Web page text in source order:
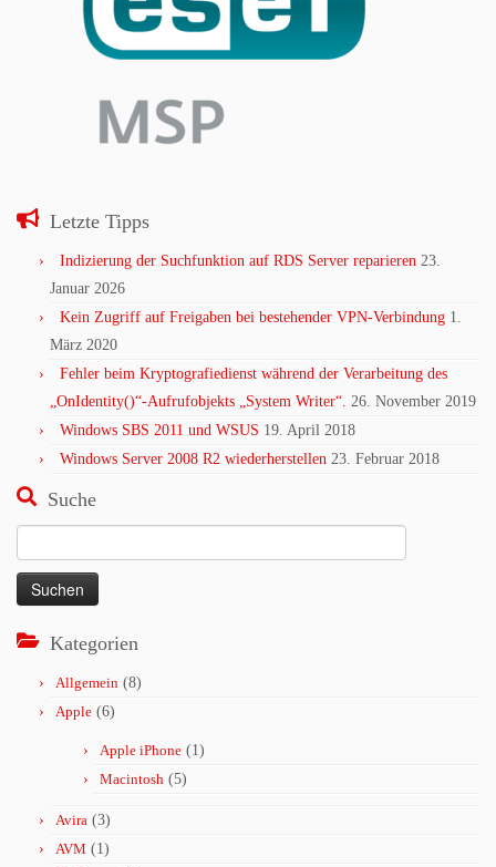
Letzte Tipps
Indizierung der Suchfunktion auf RDS Server reparieren 23.
Januar 2026
Kein Zugriff auf Freigaben bei bestehender VPN-Verbindung 1.
März 2020
Fehler beim Kryptografiedienst während der Verarbeitung des
„OnIdentity()“-Aufrufobjekts „System Writer“. 26. November 2019
Windows SBS 2011 und WSUS 19. April 2018
Windows Server 2008 R2 wiederherstellen 23. Februar 2018
Suche
nach:
Kategorien
Allgemein (8)
Apple (6)
Apple iPhone (1)
Macintosh (5)
Avira (3)
AVM (1)